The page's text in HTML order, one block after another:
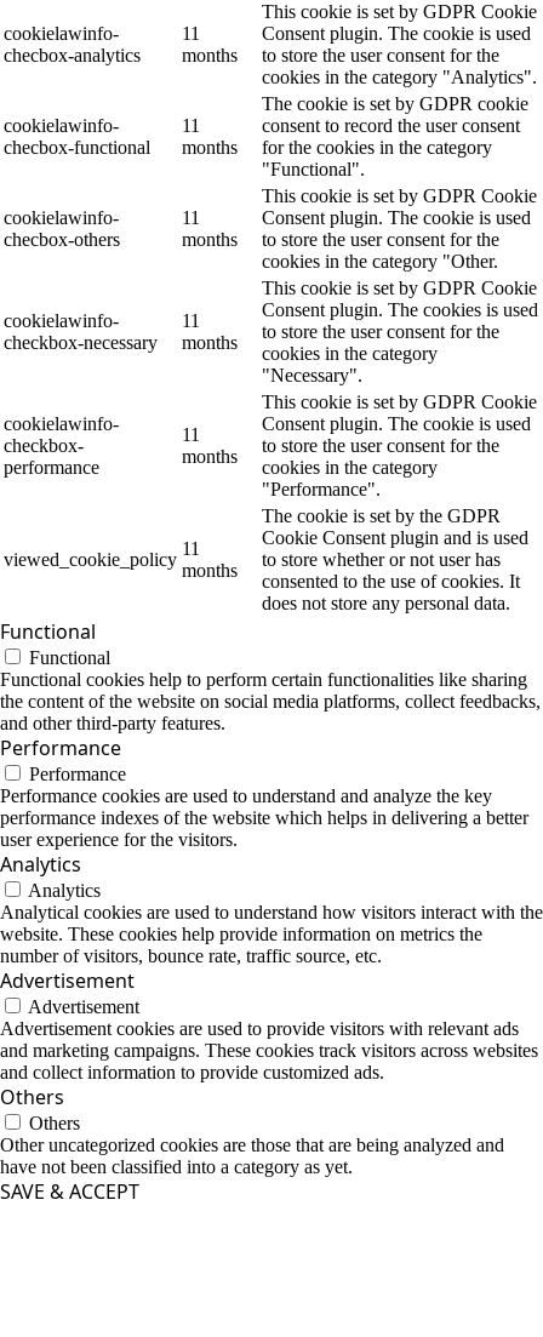
cookielawinfo-
checbox-analytics
11
months
This cookie is set by GDPR Cookie
Consent plugin. The cookie is used
to store the user consent for the
cookies in the category "Analytics".
cookielawinfo-
checbox-functional
11
months
The cookie is set by GDPR cookie
consent to record the user consent
for the cookies in the category
"Functional".
cookielawinfo-
checbox-others
11
months
This cookie is set by GDPR Cookie
Consent plugin. The cookie is used
to store the user consent for the
cookies in the category "Other.
cookielawinfo-
checkbox-necessary
11
months
This cookie is set by GDPR Cookie
Consent plugin. The cookies is used
to store the user consent for the
cookies in the category
"Necessary".
cookielawinfo-
checkbox-
performance
11
months
This cookie is set by GDPR Cookie
Consent plugin. The cookie is used
to store the user consent for the
cookies in the category
"Performance".
viewed_cookie_policy
11
months
The cookie is set by the GDPR
Cookie Consent plugin and is used
to store whether or not user has
consented to the use of cookies. It
does not store any personal data.
Functional
Functional
Functional cookies help to perform certain functionalities like sharing
the content of the website on social media platforms, collect feedbacks,
and other third-party features.
Performance
Performance
Performance cookies are used to understand and analyze the key
performance indexes of the website which helps in delivering a better
user experience for the visitors.
Analytics
Analytics
Analytical cookies are used to understand how visitors interact with the
website. These cookies help provide information on metrics the
number of visitors, bounce rate, traffic source, etc.
Advertisement
Advertisement
Advertisement cookies are used to provide visitors with relevant ads
and marketing campaigns. These cookies track visitors across websites
and collect information to provide customized ads.
Others
Others
Other uncategorized cookies are those that are being analyzed and
have not been classified into a category as yet.
SAVE & ACCEPT